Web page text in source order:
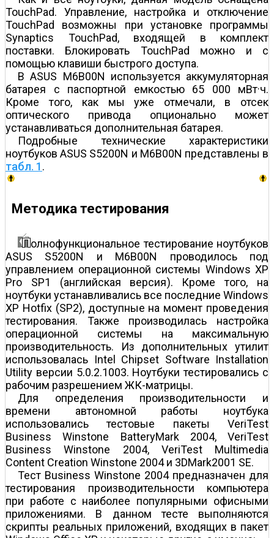
TouchPad. Управление, настройка и отключение
TouchPad возможны при установке программы
Synaptics TouchPad, входящей в комплект
поставки. Блокировать TouchPad можно и с
помощью клавиши быстрого доступа.
В ASUS M6B00N используется аккумуляторная
батарея с паспортной емкостью 65 000 мВт·ч.
Кроме того, как мы уже отмечали, в отсек
оптического привода опционально может
устанавливаться дополнительная батарея.
Подробные технические характеристики
ноутбуков ASUS S5200N и M6B00N представлены в
табл. 1.
Методика тестирования
олнофункциональное тестирование ноутбуков
ASUS S5200N и M6B00N проводилось под
управлением операционной системы Windows XP
Pro SP1 (английская версия). Кроме того, на
ноутбуки устанавливались все последние Windows
XP Hotfix (SP2), доступные на момент проведения
тестирования. Также производилась настройка
операционной системы на максимальную
производительность. Из дополнительных утилит
использовалась Intel Chipset Software Installation
Utility версии 5.0.2.1003. Ноутбуки тестировались с
рабочим разрешением ЖК-матрицы.
Для определения производительности и
времени автономной работы ноутбука
использовались тестовые пакеты VeriTest
Business Winstone BatteryMark 2004, VeriTest
Business Winstone 2004, VeriTest Multimedia
Content Creation Winstone 2004 и 3DMark2001 SE.
Тест Business Winstone 2004 предназначен для
тестирования производительности компьютера
при работе с наиболее популярными офисными
приложениями. В данном тесте выполняются
скрипты реальных приложений, входящих в пакет